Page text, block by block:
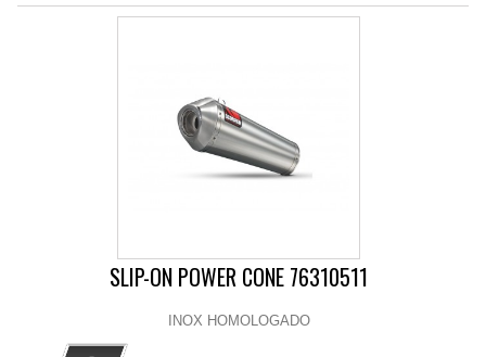
SLIP-ON POWER CONE 76310511
INOX HOMOLOGADO